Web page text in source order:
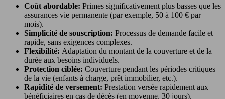
Coût abordable: Primes significativement plus basses que les
assurances vie permanente (par exemple, 50 à 100 € par
mois).
Simplicité de souscription: Processus de demande facile et
rapide, sans exigences complexes.
Flexibilité: Adaptation du montant de la couverture et de la
durée aux besoins individuels.
Protection ciblée: Couverture pendant les périodes critiques
de la vie (enfants à charge, prêt immobilier, etc.).
Rapidité de versement: Prestation versée rapidement aux
bénéficiaires en cas de décès (en moyenne, 30 jours).